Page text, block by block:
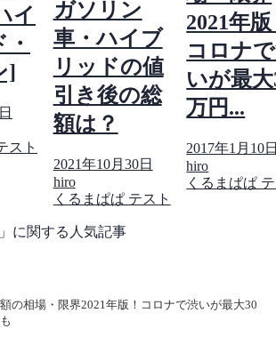
イ
]
スト
ガソリン
車・ハイブ
リッドの値
引き後の総
額は？
2021年10月30日
hiro
くるまぱぱ テスト
2021年
コロナ
いが最大
万円...
2017年1月10
hiro
くるまぱぱ
に関する人気記事
の相場・限界2021年版！コロナで渋いが最大30